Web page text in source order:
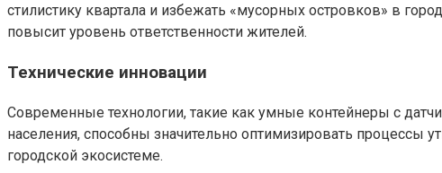
стилистику квартала и избежать «мусорных островков» в
повысит уровень ответственности жителей.
Технические инновации
Современные технологии, такие как умные контейнеры с
населения, способны значительно оптимизировать процессы
городской экосистеме.